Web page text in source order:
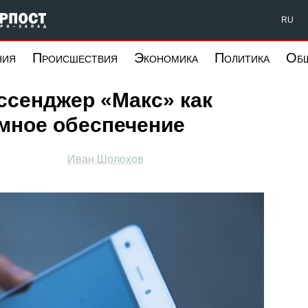
Северо-Запад RU
Происшествия Экономика Политика
«Макс» как
обеспечение
Иван Шолохов